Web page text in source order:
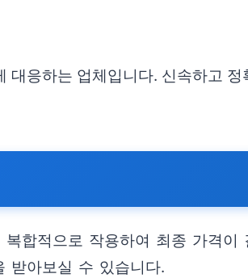
응하는 업체입니다. 신속하고
합적으로 작용하여 최종 가격
받아보실 수 있습니다.